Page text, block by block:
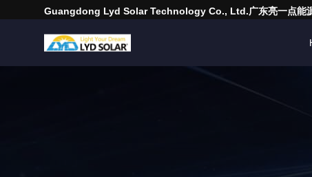
Guangdong Lyd Solar Technology Co., Ltd.广东亮一点能